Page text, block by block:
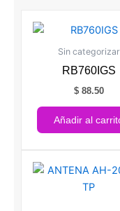
Sin categorizar
RB760IGS
$88.50
Añadir al